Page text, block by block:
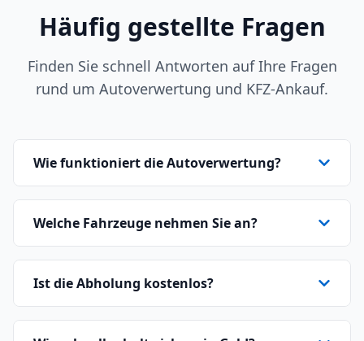
Häufig gestellte Fragen
Finden Sie schnell Antworten auf Ihre Fragen
rund um Autoverwertung und KFZ-Ankauf.
Wie funktioniert die Autoverwertung?
Welche Fahrzeuge nehmen Sie an?
Ist die Abholung kostenlos?